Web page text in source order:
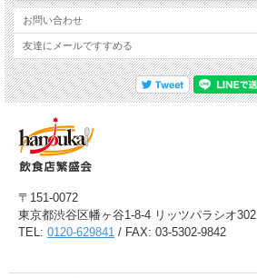
お問い合わせ
友達にメールですすめる
〒151-0072
東京都渋谷区幡ヶ谷1-8-4 リッツパラシオ302
TEL: 0120-629841 / FAX: 03-5302-9842